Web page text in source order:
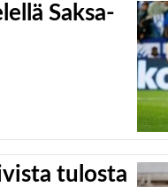
Saksa-
tulosta